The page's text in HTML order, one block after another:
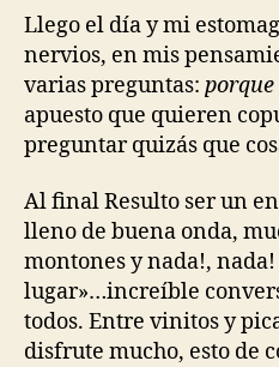
Llego el día y mi
nervios, en mis
varias preguntas:
apuesto que quieren
preguntar quizás que
Al final Resulto ser un
lleno de buena onda,
montones y nada!,
lugar»…increíble
todos. Entre vinitos y
disfrute mucho, esto de